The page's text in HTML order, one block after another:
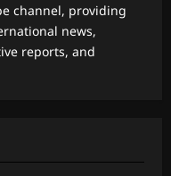
channel, providing
news,
reports, and